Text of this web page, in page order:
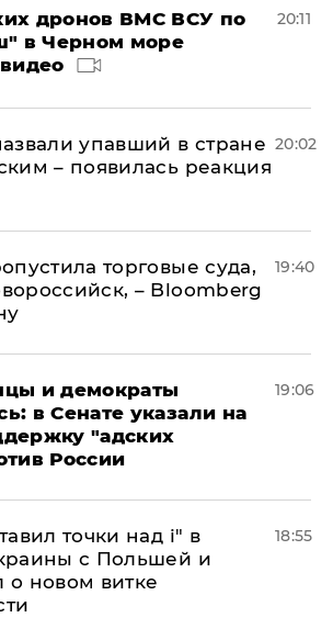
дронов ВМС ВСУ по
в Черном море
20:11
упавший в стране
– появилась реакция
20:02
торговые суда,
– Bloomberg
19:40
и демократы
в Сенате указали на
"адских
России
19:06
точки над і" в
с Польшей и
о новом витке
18:55